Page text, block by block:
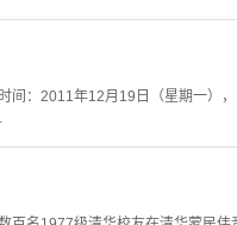
：2011年12月19日（星期一）